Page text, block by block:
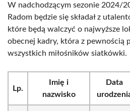
W nadchodzącym sezonie 2024/
Radom będzie się składał z
które będą walczyć o najwyższe
obecnej kadry, która z pewnością
wszystkich miłośników siatkówki.
Lp.
Imię i
nazwisko
Data